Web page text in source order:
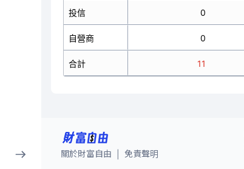
投信
自營商
合計
0
0
11
關於財富自由 免責聲明